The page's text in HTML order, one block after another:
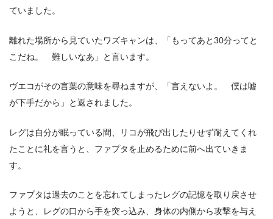
ていました。
離れた場所から見ていたワズキャンは、「もってあと30分ってと
こだね。 難しいなあ」と言います。
ヴエコがその言葉の意味を尋ねますが、「言えないよ。 僕は嘘
が下手だから」と返されました。
レグは自分が眠っている間、リコが飛び出したりせず耐えてくれ
たことに礼を言うと、ファプタを止めるために前へ出ていきま
す。
ファプタは過去のことを忘れてしまったレグの記憶を取り戻させ
ようと、レグの口から手を突っ込み、身体の内側から攻撃を与え